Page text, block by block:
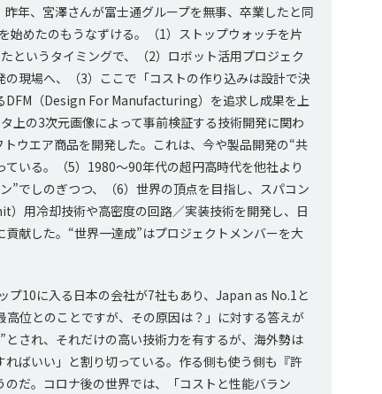
年、宮澤さんが富士通グループを無事、卒業したと同
めたのもうなずける。（1）ストップウォッチを片
というタイミングで、（2）ロボット活用プロジェク
現場へ、（3）ここで「コストの作り込みは設計で決
DFM（Design For Manufacturing）を追求し成果を上
上の3次元画像によって事前検証する技術開発に関わ
ウエア商品を開発した。これは、今や製品開発の“共
いる。（5）1980～90年代の超円高時代を他社より
”でしのぎつつ、（6）世界の頂点を目指し、スパコン
用冷却技術や高密度の回路／実装技術を開発し、日
献した。“世界一達成”はプロジェクトメンバーを大
10に入る日本の会社が7社もあり、Japan as No.1と
位とのことですが、その原因は？」に対する答えが
され、それだけの高い技術力を有するが、海外勢は
ればいい」と割り切っている。作る側も使う側も『許
だ。コロナ後の世界では、「コストと性能バラン